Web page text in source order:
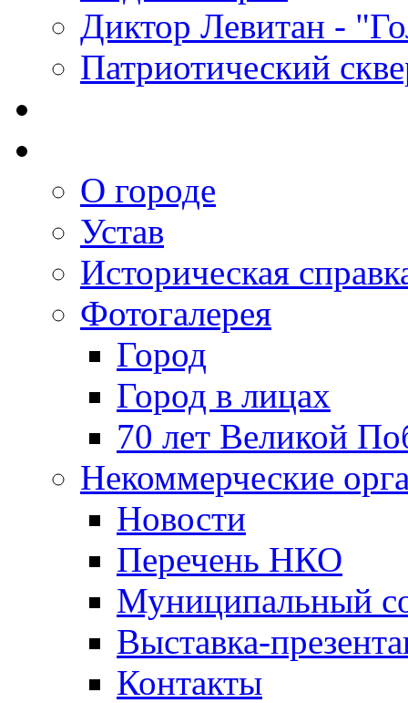
Диктор Левитан -
Патриотический
О городе
Устав
Историческая
Фотогалерея
Город
Город в лицах
70 лет Великой
Некоммерческие
Новости
Перечень НКО
Муниципальный
Выставка-
Контакты